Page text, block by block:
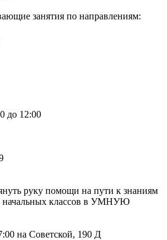
занятия по направлениям:
до 12:00
руку помощи на пути к знаниям
начальных классов в УМНУЮ
на Советской, 190 Д